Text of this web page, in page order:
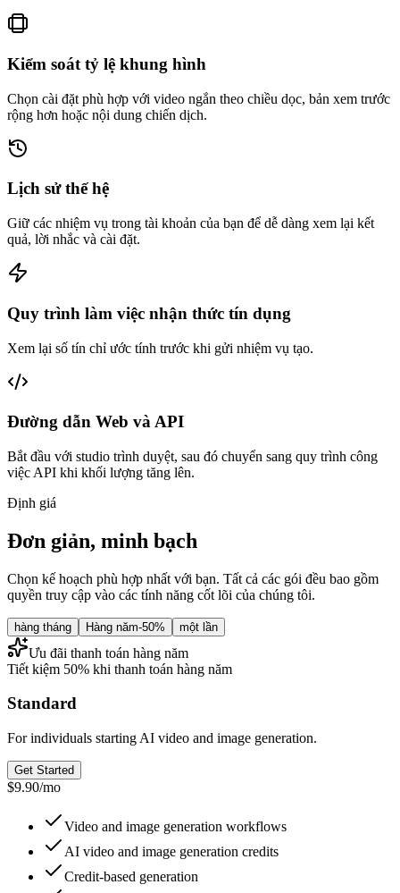
Kiểm soát tỷ lệ khung hình
Chọn cài đặt phù hợp với video ngắn theo chiều dọc, bản xem trước
rộng hơn hoặc nội dung chiến dịch.
Lịch sử thế hệ
Giữ các nhiệm vụ trong tài khoản của bạn để dễ dàng xem lại kết
quả, lời nhắc và cài đặt.
Quy trình làm việc nhận thức tín dụng
Xem lại số tín chỉ ước tính trước khi gửi nhiệm vụ tạo.
Đường dẫn Web và API
Bắt đầu với studio trình duyệt, sau đó chuyển sang quy trình công
việc API khi khối lượng tăng lên.
Định giá
Đơn giản, minh bạch
Chọn kế hoạch phù hợp nhất với bạn. Tất cả các gói đều bao gồm
quyền truy cập vào các tính năng cốt lõi của chúng tôi.
hàng tháng Hàng năm-50% một lần
Ưu đãi thanh toán hàng năm
Tiết kiệm 50% khi thanh toán hàng năm
Standard
For individuals starting AI video and image generation.
Get Started
$9.90/mo
Video and image generation workflows
AI video and image generation credits
Credit-based generation